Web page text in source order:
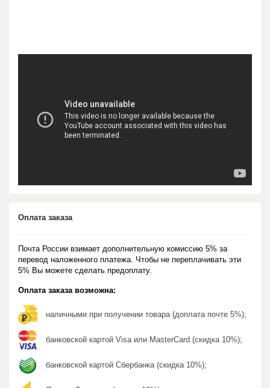
Оплата заказа
Почта России взимает дополнительную комиссию 5% за
перевод наложенного платежа. Чтобы не переплачивать эти
5% Вы можете сделать предоплату.
Оплата заказа возможна:
наличными при получении товара (доплата почте 5%);
банковской картой Visa или MasterCard (скидка 10%);
банковской картой Сбербанка (скидка 10%);